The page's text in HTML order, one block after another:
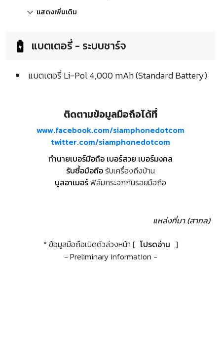
แสดงเพิ่มเติม
แบตเตอรี่ - ระบบชาร์จ
แบตเตอรี่ Li-Pol 4,000 mAh (Standard Battery)
ติดตามข้อมูลมือถือได้ที่
www.facebook.com/siamphonedotcom
twitter.com/siamphonedotcom
ทำนายเบอร์มือถือ เบอร์สวย เบอร์มงคล
รับซื้อมือถือรับเครื่องถึงบ้าน
บูลอาเมอร์ฟิล์มกระจกกันรอยมือถือ
แหล่งที่มา (สากล)
* ข้อมูลมือถือเปิดตัวล่วงหน้า [ โปรดอ่าน ]
- Preliminary information -